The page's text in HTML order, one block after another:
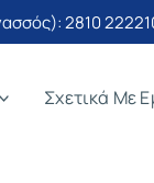
2810
Σχετικά Με